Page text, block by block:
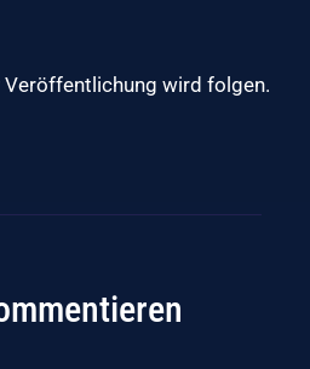
Veröffentlichung wird folgen.